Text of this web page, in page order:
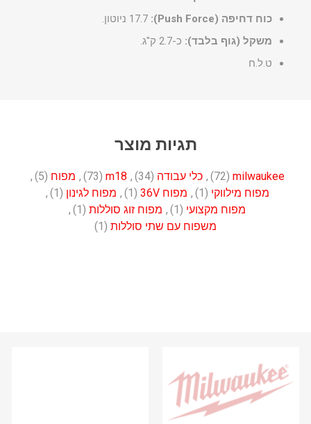
כוח דחיפה (Push Force):
משקל (גוף בלבד): כ-2.7 ק"ג.
ט.ל.ח
תגיות מוצר
milwaukee
(72)
, כלי עבודה (34)
,
m18
(73)
, מפוח (5)
,
מפוח מילווקי (1)
, מפוח 36V (1)
, מפוח לגינון (1)
,
מפוח מקצועי (1)
, מפוח זוג סוללות (1)
,
משפוח עם שתי סוללות (1)